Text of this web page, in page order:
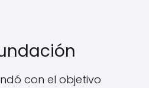
con el objetivo